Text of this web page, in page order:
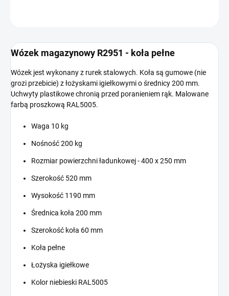
Wózek magazynowy R2951 - koła pełne
Wózek jest wykonany z rurek stalowych. Koła są gumowe (nie
grozi przebicie) z łożyskami igiełkowymi o średnicy 200 mm.
Uchwyty plastikowe chronią przed poranieniem rąk. Malowane
farbą proszkową RAL5005.
Waga 10 kg
Nośność 200 kg
Rozmiar powierzchni ładunkowej - 400 x 250 mm
Szerokość 520 mm
Wysokość 1190 mm
Średnica koła 200 mm
Szerokość koła 60 mm
Koła pełne
Łożyska igiełkowe
Kolor niebieski RAL5005